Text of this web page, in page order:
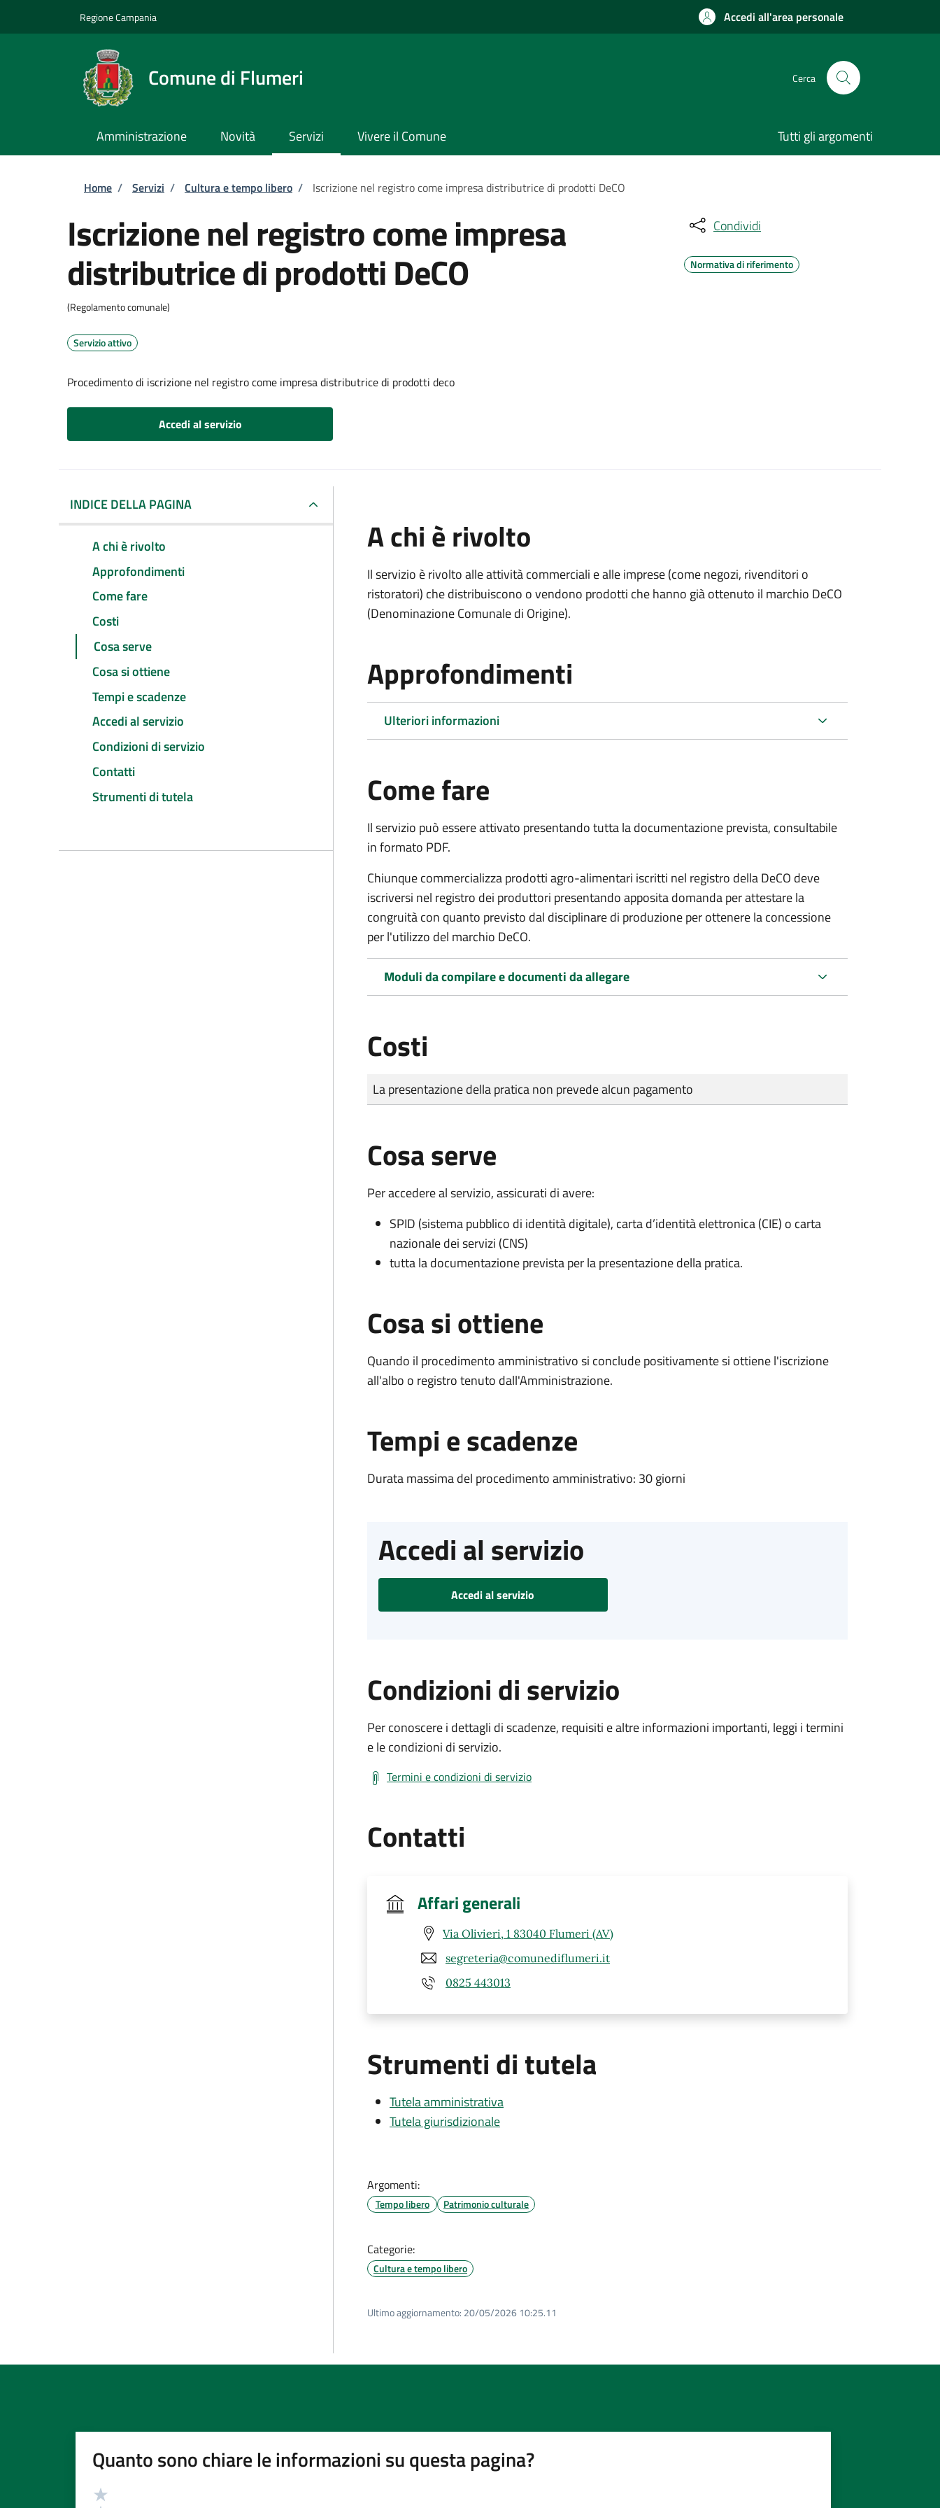
Regione Campania Accedi all'area personale
Comune di Flumeri Cerca
Amministrazione Novità Servizi Vivere il Comune Tutti gli argomenti
Briciole di pane
Home / Servizi / Cultura e tempo libero / Iscrizione nel registro come impresa distributrice di prodotti DeCO
Iscrizione nel registro come impresa
distributrice di prodotti DeCO
(Regolamento comunale)
Servizio attivo
Procedimento di iscrizione nel registro come impresa distributrice di prodotti deco
Accedi al servizio
Condividi
Normativa di riferimento
INDICE DELLA PAGINA
A chi è rivolto
Approfondimenti
Come fare
Costi
Cosa serve
Cosa si ottiene
Tempi e scadenze
Accedi al servizio
Condizioni di servizio
Contatti
Strumenti di tutela
A chi è rivolto
Il servizio è rivolto alle attività commerciali e alle imprese (come negozi, rivenditori o
ristoratori) che distribuiscono o vendono prodotti che hanno già ottenuto il marchio DeCO
(Denominazione Comunale di Origine).
Approfondimenti
Ulteriori informazioni
Come fare
Il servizio può essere attivato presentando tutta la documentazione prevista, consultabile
in formato PDF.
Chiunque commercializza prodotti agro-alimentari iscritti nel registro della DeCO deve
iscriversi nel registro dei produttori presentando apposita domanda per attestare la
congruità con quanto previsto dal disciplinare di produzione per ottenere la concessione
per l'utilizzo del marchio DeCO.
Moduli da compilare e documenti da allegare
Costi
Tipo di pagamento
Importo
La presentazione della pratica non prevede alcun pagamento
Cosa serve
Per accedere al servizio, assicurati di avere:
SPID (sistema pubblico di identità digitale), carta d’identità elettronica (CIE) o carta
nazionale dei servizi (CNS)
tutta la documentazione prevista per la presentazione della pratica.
Cosa si ottiene
Quando il procedimento amministrativo si conclude positivamente si ottiene l'iscrizione
all'albo o registro tenuto dall'Amministrazione.
Tempi e scadenze
Durata massima del procedimento amministrativo: 30 giorni
Accedi al servizio
Accedi al servizio
Condizioni di servizio
Per conoscere i dettagli di scadenze, requisiti e altre informazioni importanti, leggi i termini
e le condizioni di servizio.
Termini e condizioni di servizio
Contatti
Affari generali
Via Olivieri, 1 83040 Flumeri (AV)
segreteria@comunediflumeri.it
0825 443013
Strumenti di tutela
Tutela amministrativa
Tutela giurisdizionale
Argomenti:
Tempo libero Patrimonio culturale
Categorie:
Cultura e tempo libero
Ultimo aggiornamento: 20/05/2026 10:25.11
Quanto sono chiare le informazioni su questa pagina?
Valutazione